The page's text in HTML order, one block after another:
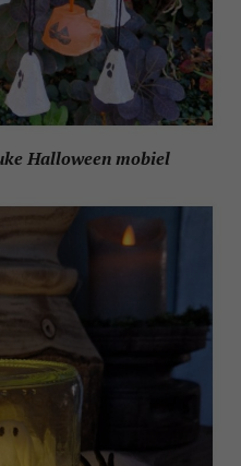
Halloween mobiel